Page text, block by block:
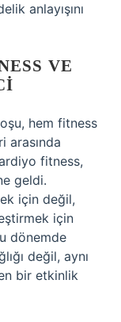
anlayışını
VE
hem fitness
arasında
fitness,
geldi.
için değil,
için
dönemde
değil, aynı
bir etkinlik